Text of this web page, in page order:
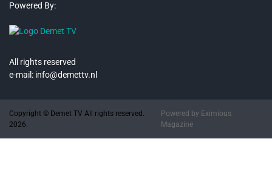
Powered By:
All rights reserved
e-mail: info@demettv.nl
Copyright © Demet TV All rights reserved.
2026.
Powered by Eximious
Magazine